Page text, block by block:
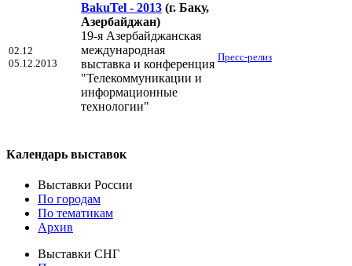
02.12
05.12.2013
BakuTel - 2013 (г. Баку,
Азербайджан)
19-я Азербайджанская
международная
выставка и конференция
"Телекоммуникации и
информационные
технологии"
Пресс-релиз
Календарь выставок
Выставки России
По городам
По тематикам
Архив
Выставки СНГ